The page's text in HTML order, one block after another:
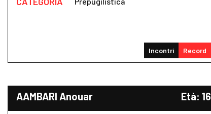
Incontri Record
AAMBARI Anouar Età: 16